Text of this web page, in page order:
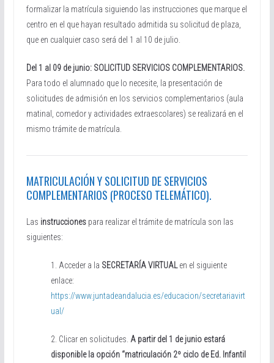
formalizar la matrícula siguiendo las instrucciones que marque el
centro en el que hayan resultado admitida su solicitud de plaza,
que en cualquier caso será del 1 al 10 de julio.
Del 1 al 09 de junio: SOLICITUD SERVICIOS COMPLEMENTARIOS.
Para todo el alumnado que lo necesite, la presentación de
solicitudes de admisión en los servicios complementarios (aula
matinal, comedor y actividades extraescolares) se realizará en el
mismo trámite de matrícula.
MATRICULACIÓN Y SOLICITUD DE SERVICIOS
COMPLEMENTARIOS (PROCESO TELEMÁTICO).
Las instruccionespara realizar el trámite de matrícula son las
siguientes:
1. Acceder a la SECRETARÍA VIRTUALen el siguiente
enlace:
https://www.juntadeandalucia.es/educacion/secretariavirt
ual/
2. Clicar en solicitudes. A partir del 1 de junio estará
disponible la opción “matriculación 2º ciclo de Ed. Infantil